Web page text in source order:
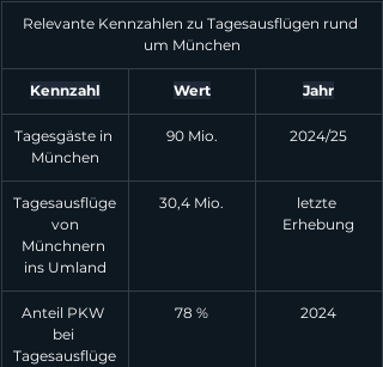
Relevante Kennzahlen zu Tagesausflügen rund
um München
Kennzahl Wert Jahr
Tagesgäste in
München
90 Mio. 2024/25
Tagesausflüge
von
Münchnern
ins Umland
30,4 Mio.
letzte
Erhebung
Anteil PKW
bei
Tagesausflüge
78 % 2024